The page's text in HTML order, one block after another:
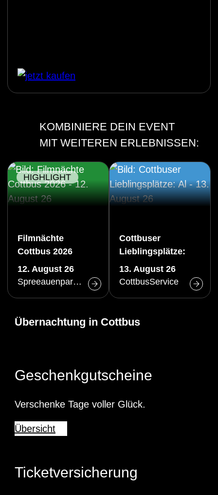
KOMBINIERE DEIN EVENT
MIT WEITEREN ERLEBNISSEN:
HIGHLIGHT
Filmnächte
Cottbus 2026
12. August 26
Spreeauenpark Cottbus
Cottbuser
Lieblingsplätze:
Altstadtrundgang
(Do)
13. August 26
CottbusService
Übernachtung in Cottbus
Geschenkgutscheine
Verschenke Tage voller Glück.
Übersicht
Ticketversicherung